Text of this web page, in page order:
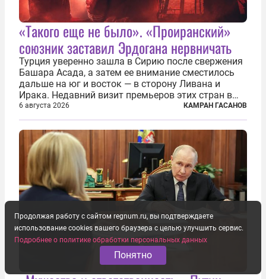
«Такого еще не было». «Проиранский»
союзник заставил Эрдогана нервничать
Турция уверенно зашла в Сирию после свержения
Башара Асада, а затем ее внимание сместилось
дальше на юг и восток — в сторону Ливана и
Ирака. Недавний визит премьеров этих стран в
Анкару, договоры об участии турецкой компании
TPAO в разработке нефти иракского Киркука и
«Дороги развития» подтверждают...
6 августа 2026 КАМРАН ГАСАНОВ
Продолжая работу с сайтом regnum.ru, вы подтверждаете
использование cookies вашего браузера с целью улучшить сервис.
Подробнее о политике обработки персональных данных
Понятно